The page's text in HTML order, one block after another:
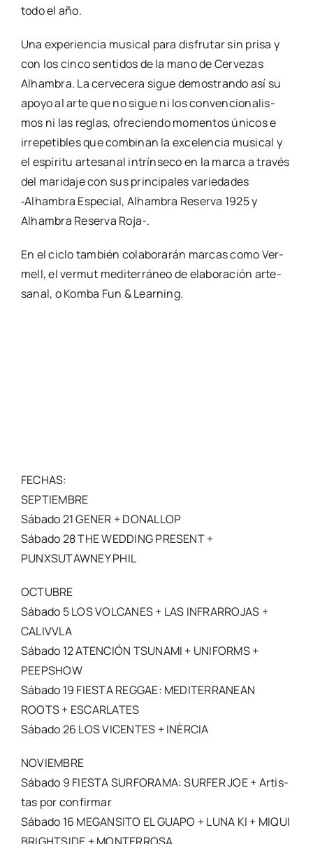
todo el año.
Una expe­rien­cia musi­cal para dis­fru­tar sin pri­sa y
con los cin­co sen­ti­dos de la mano de Cer­ve­zas
Alham­bra. La cer­ve­ce­ra sigue demos­tran­do así su
apo­yo al arte que no sigue ni los con­ven­cio­na­lis­
mos ni las reglas, ofre­cien­do momen­tos úni­cos e
irre­pe­ti­bles que com­bi­nan la exce­len­cia musi­cal y
el espí­ri­tu arte­sa­nal intrín­se­co en la mar­ca a tra­vés
del mari­da­je con sus prin­ci­pa­les varie­da­des
‑Alham­bra Espe­cial, Alham­bra Reser­va 1925 y
Alham­bra Reser­va Roja-.
En el ciclo tam­bién cola­bo­ra­rán mar­cas como Ver­
mell, el ver­mut medi­te­rrá­neo de ela­bo­ra­ción arte­
sa­nal, o Kom­ba Fun & Lear­ning.
FECHAS:
SEPTIEMBRE
Sába­do 21 GENER + DONALLOP
Sába­do 28 THE WEDDING PRESENT +
PUNXSUTAWNEY PHIL
OCTUBRE
Sába­do 5 LOS VOLCANES + LAS INFRARROJAS +
CALIVVLA
Sába­do 12 ATENCIÓN TSUNAMI + UNIFORMS +
PEEPSHOW
Sába­do 19 FIESTA REGGAE: MEDITERRANEAN
ROOTS + ESCARLATES
Sába­do 26 LOS VICENTES + INÈRCIA
NOVIEMBRE
Sába­do 9 FIESTA SURFORAMA: SURFER JOE + Artis­
tas por con­fir­mar
Sába­do 16 MEGANSITO EL GUAPO + LUNA KI + MIQUI